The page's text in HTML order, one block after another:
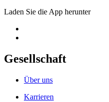
Laden Sie die App herunter
Gesellschaft
Über uns
Karrieren